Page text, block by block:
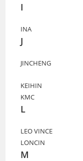
I
INA
J
JINCHENG
KEIHIN
KMC
L
LEO VINCE
LONCIN
M